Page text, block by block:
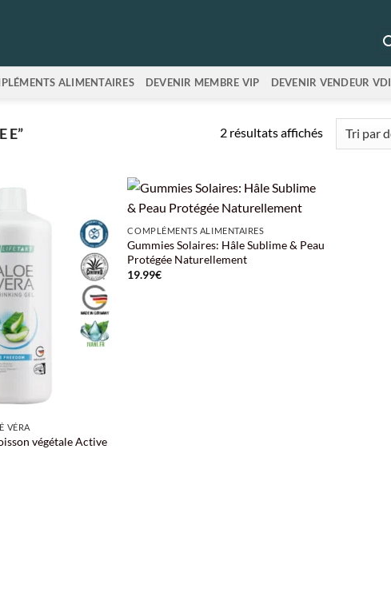
ALIMENTAIRES DEVENIR MEMBRE VIP DEVENIR VENDEUR VDI
E” 2 résultats affichés
VÉRA
végétale Active
COMPLÉMENTS ALIMENTAIRES
Gummies Solaires: Hâle Sublime & Peau
Protégée Naturellement
19.99€